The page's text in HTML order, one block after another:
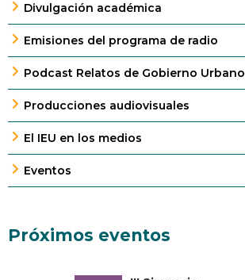
Divulgación académica
Emisiones del programa de radio
Podcast Relatos de Gobierno Urbano
Producciones audiovisuales
El IEU en los medios
Eventos
Próximos eventos